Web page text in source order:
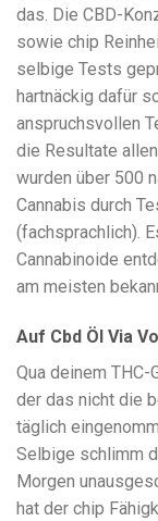
das. Die CBD-
sowie chip
selbige Tests
hartnäckig dafür
anspruchsvollen
die Resultate
wurden über 500
Cannabis durch
(fachsprachlich).
Cannabinoide
am meisten
Auf Cbd Öl Via
Qua deinem THC-
der das nicht die
täglich
Selbige schlimm
Morgen
hat der chip